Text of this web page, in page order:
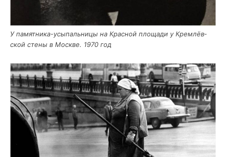
У памят­ни­ка-усы­паль­ни­цы на Крас­ной пло­ща­ди у Крем­лёв­
ской сте­ны в Москве. 1970 год